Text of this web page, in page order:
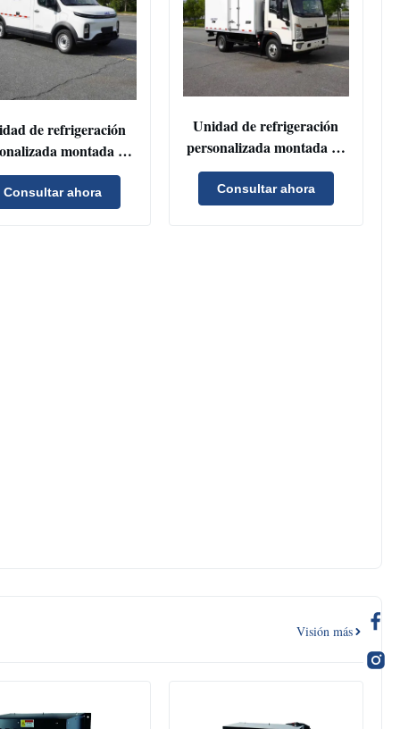
de refrigeración
montada en
con condensador
de flujo paralelo y
R404a para
Consultar ahora
Unidad de refrigeración
personalizada montada en
vehículo con condensador
de flujo paralelo y
refrigerante R404a para
Consultar ahora
Visión más